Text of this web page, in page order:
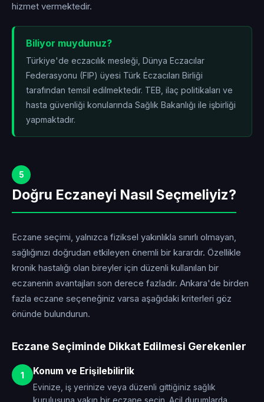
hizmet vermektedir.
Biliyor muydunuz?
Türkiye'de eczacılık mesleği, Dünya Eczacılar
Federasyonu (FIP) üyesi Türk Eczacıları Birliği
tarafından temsil edilmektedir. TEB, ilaç politikaları ve
hasta güvenliği konularında Sağlık Bakanlığı ile işbirliği
yapmaktadır.
5
Doğru Eczaneyi Nasıl Seçmeliyiz?
Eczane seçimi, yalnızca fiziksel yakınlıkla sınırlı olmayan,
sağlığınızı doğrudan etkileyen önemli bir karardır. Özellikle
kronik hastalığı olan bireyler için düzenli kullanılan bir
eczanenin avantajları son derece fazladır. Ankara'de birden
fazla eczane seçeneğiniz varsa aşağıdaki kriterleri göz
önünde bulundurun.
Eczane Seçiminde Dikkat Edilmesi Gerekenler
1 Konum ve Erişilebilirlik
Evinize, iş yerinize veya düzenli gittiğiniz sağlık